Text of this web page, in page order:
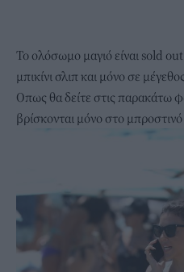
To ολόσωμο μαγιό είναι sold
μπικίνι σλιπ και μόνο σε μέγεθος
Οπως θα δείτε στις παρακάτω
βρίσκονται μόνο στο